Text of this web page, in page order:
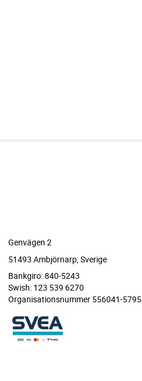
Genvägen 2
51493 Ambjörnarp, Sverige
Bankgiro: 840-5243
Swish: 123 539 6270
Organisationsnummer 556041-5795